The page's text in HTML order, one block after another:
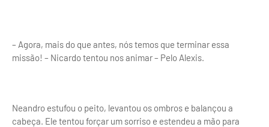
– Agora, mais do que antes, nós temos que terminar essa
missão! – Nicardo tentou nos animar – Pelo Alexis.
Neandro estufou o peito, levantou os ombros e balançou a
cabeça. Ele tentou forçar um sorriso e estendeu a mão para